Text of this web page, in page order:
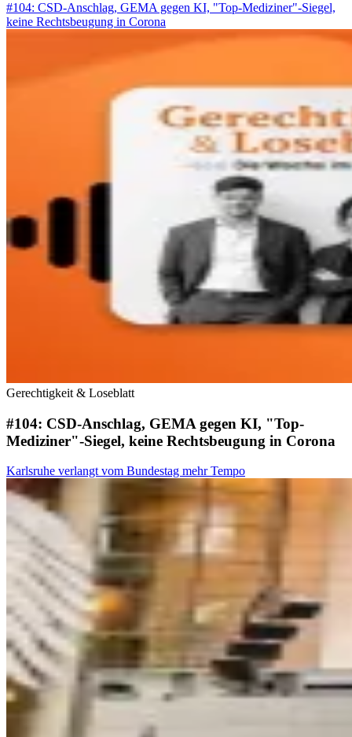
#104: CSD-Anschlag, GEMA gegen KI, "Top-Mediziner"-Siegel,
keine Rechtsbeugung in Corona
Gerechtigkeit & Loseblatt
#104: CSD-Anschlag, GEMA gegen KI, "Top-
Mediziner"-Siegel, keine Rechtsbeugung in Corona
Karlsruhe verlangt vom Bundestag mehr Tempo